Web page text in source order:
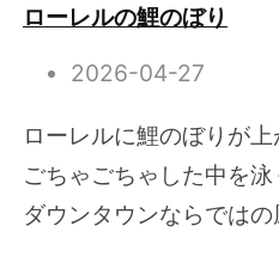
ローレルの鯉のぼり
2026-04-27
ローレルに鯉のぼりが
ごちゃごちゃした中を
ダウンタウンならでは